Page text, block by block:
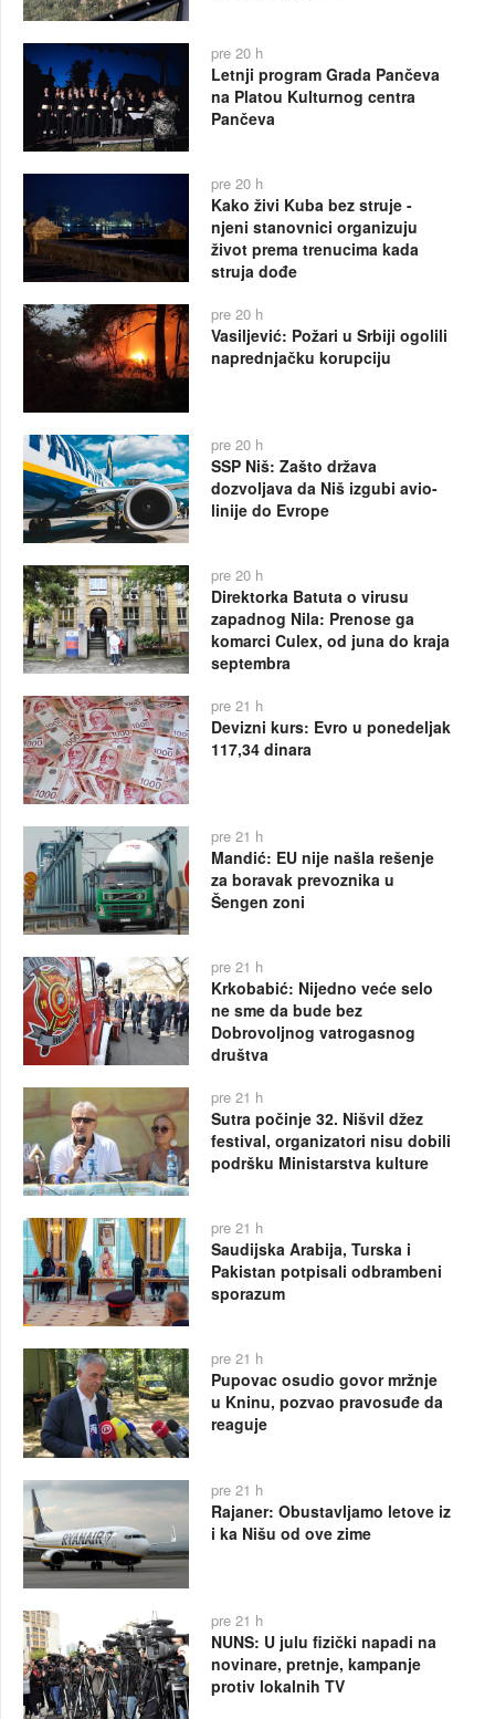
pre 20 h
Letnji program Grada Pančeva
na Platou Kulturnog centra
Pančeva
pre 20 h
Kako živi Kuba bez struje -
njeni stanovnici organizuju
život prema trenucima kada
struja dođe
pre 20 h
Vasiljević: Požari u Srbiji ogolili
naprednjačku korupciju
pre 20 h
SSP Niš: Zašto država
dozvoljava da Niš izgubi avio-
linije do Evrope
pre 20 h
Direktorka Batuta o virusu
zapadnog Nila: Prenose ga
komarci Culex, od juna do kraja
septembra
pre 21 h
Devizni kurs: Evro u ponedeljak
117,34 dinara
pre 21 h
Mandić: EU nije našla rešenje
za boravak prevoznika u
Šengen zoni
pre 21 h
Krkobabić: Nijedno veće selo
ne sme da bude bez
Dobrovoljnog vatrogasnog
društva
pre 21 h
Sutra počinje 32. Nišvil džez
festival, organizatori nisu dobili
podršku Ministarstva kulture
pre 21 h
Saudijska Arabija, Turska i
Pakistan potpisali odbrambeni
sporazum
pre 21 h
Pupovac osudio govor mržnje
u Kninu, pozvao pravosuđe da
reaguje
pre 21 h
Rajaner: Obustavljamo letove iz
i ka Nišu od ove zime
pre 21 h
NUNS: U julu fizički napadi na
novinare, pretnje, kampanje
protiv lokalnih TV